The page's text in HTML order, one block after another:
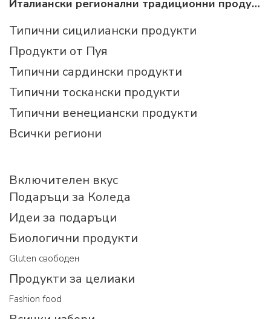
Италиански регионални традиционни продукти
Типични сицилиански продукти
Продукти от Пуя
Типични сардински продукти
Типични тоскански продукти
Типични венециански продукти
Всички региони
Включителен вкус
Подаръци за Коледа
Идеи за подаръци
Биологични продукти
Gluten свободен
Продукти за целиаки
Fashion food